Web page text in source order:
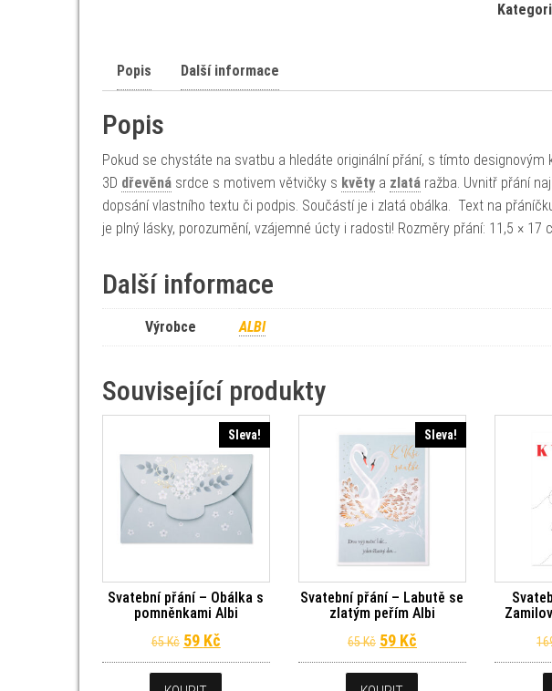
Popis Další informace
Popis
Pokud se chystáte na svatbu a hledáte originální přání, s tímto
3D dřevěná srdce s motivem větvičky s květy a zlatá ražba. Uvnitř přání
dopsání vlastního textu či podpis. Součástí je i zlatá obálka. Text na
je plný lásky, porozumění, vzájemné úcty i radosti! Rozměry přání: 11,5 × 17
Další informace
Výrobce ALBI
Související produkty
Sleva!
Svatební přání – Obálka s
pomněnkami Albi
65Kč Původní cena byla: 65 Kč.
59 KčAktuální cena je: 59 Kč.
Sleva!
Svatební přání – Labutě se
zlatým peřím Albi
65Kč Původní cena byla: 65 Kč.
59 KčAktuální cena je: 59